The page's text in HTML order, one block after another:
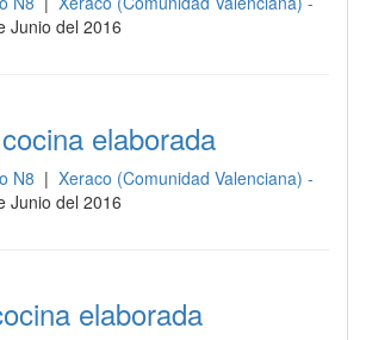
Junio del 2016
elaborada
N8 | Xeraco (Comunidad Valenciana) -
Junio del 2016
elaborada